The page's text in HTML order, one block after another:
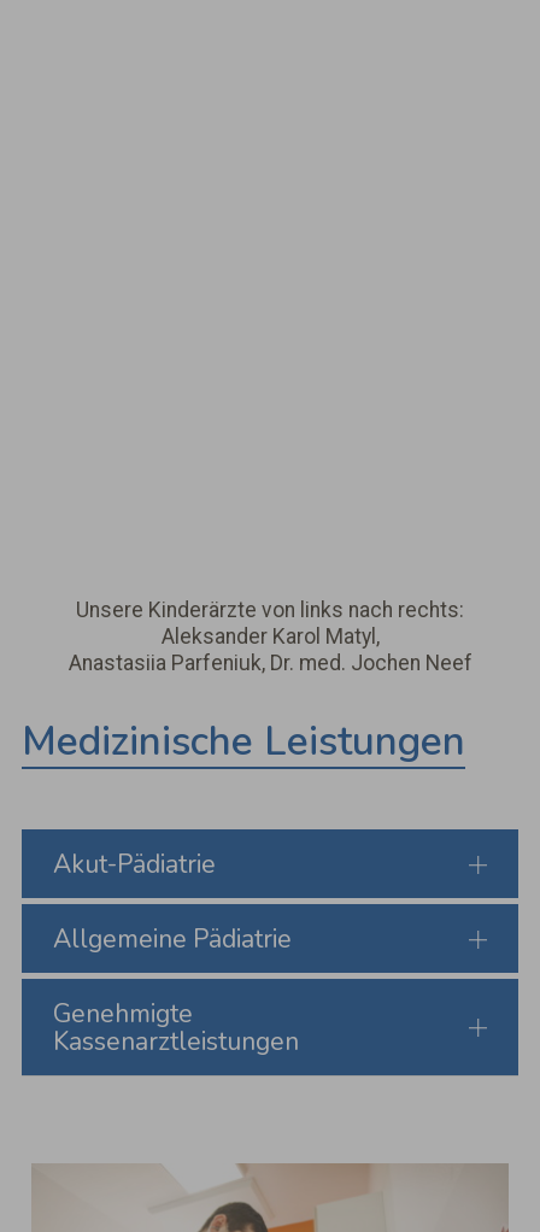
Unsere Kinderärzte von links nach rechts:
Aleksander Karol Matyl,
Anastasiia Parfeniuk, Dr. med. Jochen Neef
Medizinische Leistungen
Akut-Pädiatrie
Allgemeine Pädiatrie
Genehmigte
Kassenarztleistungen